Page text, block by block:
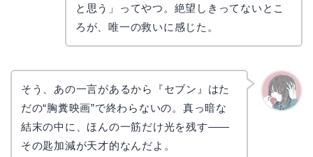
と思う」ってやつ。絶望しきってないとこ
ろが、唯一の救いに感じた。
そう、あの一言があるから『セブン』はた
だの“胸糞映画”で終わらないの。真っ暗な
結末の中に、ほんの一筋だけ光を残す——
その匙加減が天才的なんだよ。